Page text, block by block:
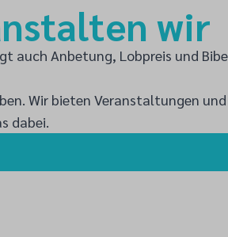
wir
auch Anbetung, Lobpreis und
Wir bieten Veranstaltungen
dabei.